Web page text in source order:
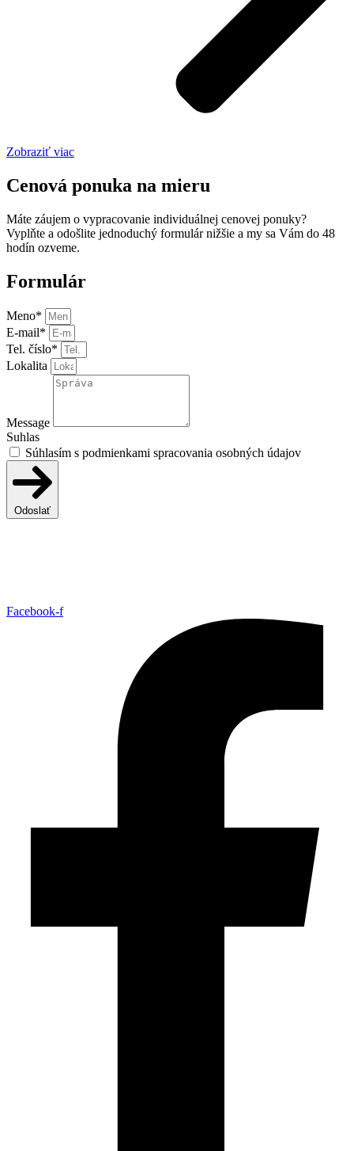
Zobraziť viac
Cenová ponuka na mieru
Máte záujem o vypracovanie individuálnej cenovej ponuky?
Vyplňte a odošlite jednoduchý formulár nižšie a my sa Vám do 48
hodín ozveme.
Formulár
Meno*
E-mail*
Tel. číslo*
Lokalita
Message
Suhlas
Súhlasím s podmienkami spracovania osobných údajov
Odoslať
Facebook-f